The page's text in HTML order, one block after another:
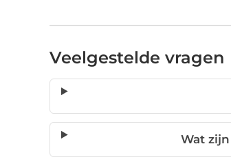
Veelgestelde vragen
Wat